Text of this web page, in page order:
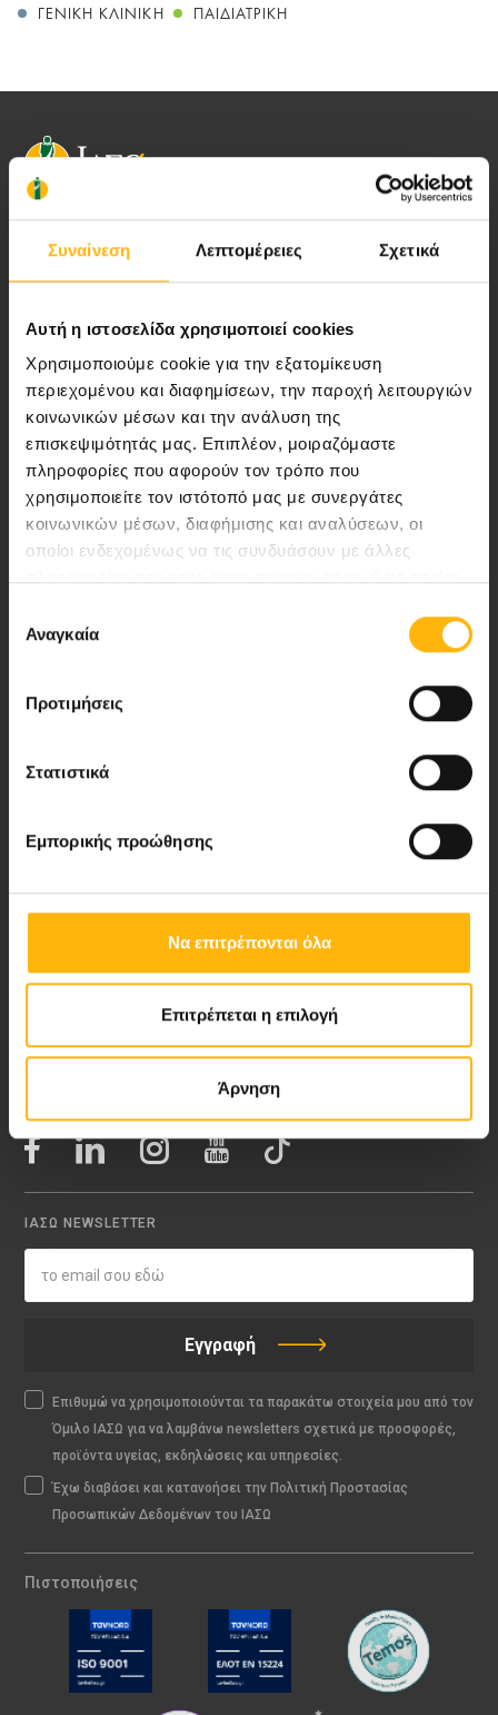
Συναίνεση Λεπτομέρειες Σχετικά
Αυτή η ιστοσελίδα χρησιμοποιεί cookies
Χρησιμοποιούμε cookie για την εξατομίκευση
περιεχομένου και διαφημίσεων, την παροχή λειτουργιών
κοινωνικών μέσων και την ανάλυση της
επισκεψιμότητάς μας. Επιπλέον, μοιραζόμαστε
πληροφορίες που αφορούν τον τρόπο που
χρησιμοποιείτε τον ιστότοπό μας με συνεργάτες
κοινωνικών μέσων, διαφήμισης και αναλύσεων, οι
οποίοι ενδεχομένως να τις συνδυάσουν με άλλες
των υπηρεσιών τους.
συγκατάθεσης
Αναγκαία
Προτιμήσεις
Στατιστικά
Εμπορικής προώθησης
Να επιτρέπονται όλα
Επιτρέπεται η επιλογή
Άρνηση
ΓΕΝΙΚΉ ΚΛΙΝΙΚΉ ΠΑΙΔΙΑΤΡΙΚΉ
Αποστολή μας να παρέχουμε υψηλής
ποιότητας ολοκληρωμένες υπηρεσίες
Περιοχή Ιατρών
Εκδηλώσεις
151 23 Μαρούσι, Αθήνα Τηλ. Κέντρο: 210 61 84 000
Επικοινωνία
Video Gallery
My Life Magazine
ΙΑΣΩ NEWSLETTER
Εγγραφή
Επιθυμώ να χρησιμοποιούνται τα παρακάτω στοιχεία μου από τον
Όμιλο ΙΑΣΩ για να λαμβάνω newsletters σχετικά με προσφορές,
προϊόντα υγείας, εκδηλώσεις και υπηρεσίες.
Έχω διαβάσει και κατανοήσει την Πολιτική Προστασίας
Προσωπικών Δεδομένων του ΙΑΣΩ
Πιστοποιήσεις